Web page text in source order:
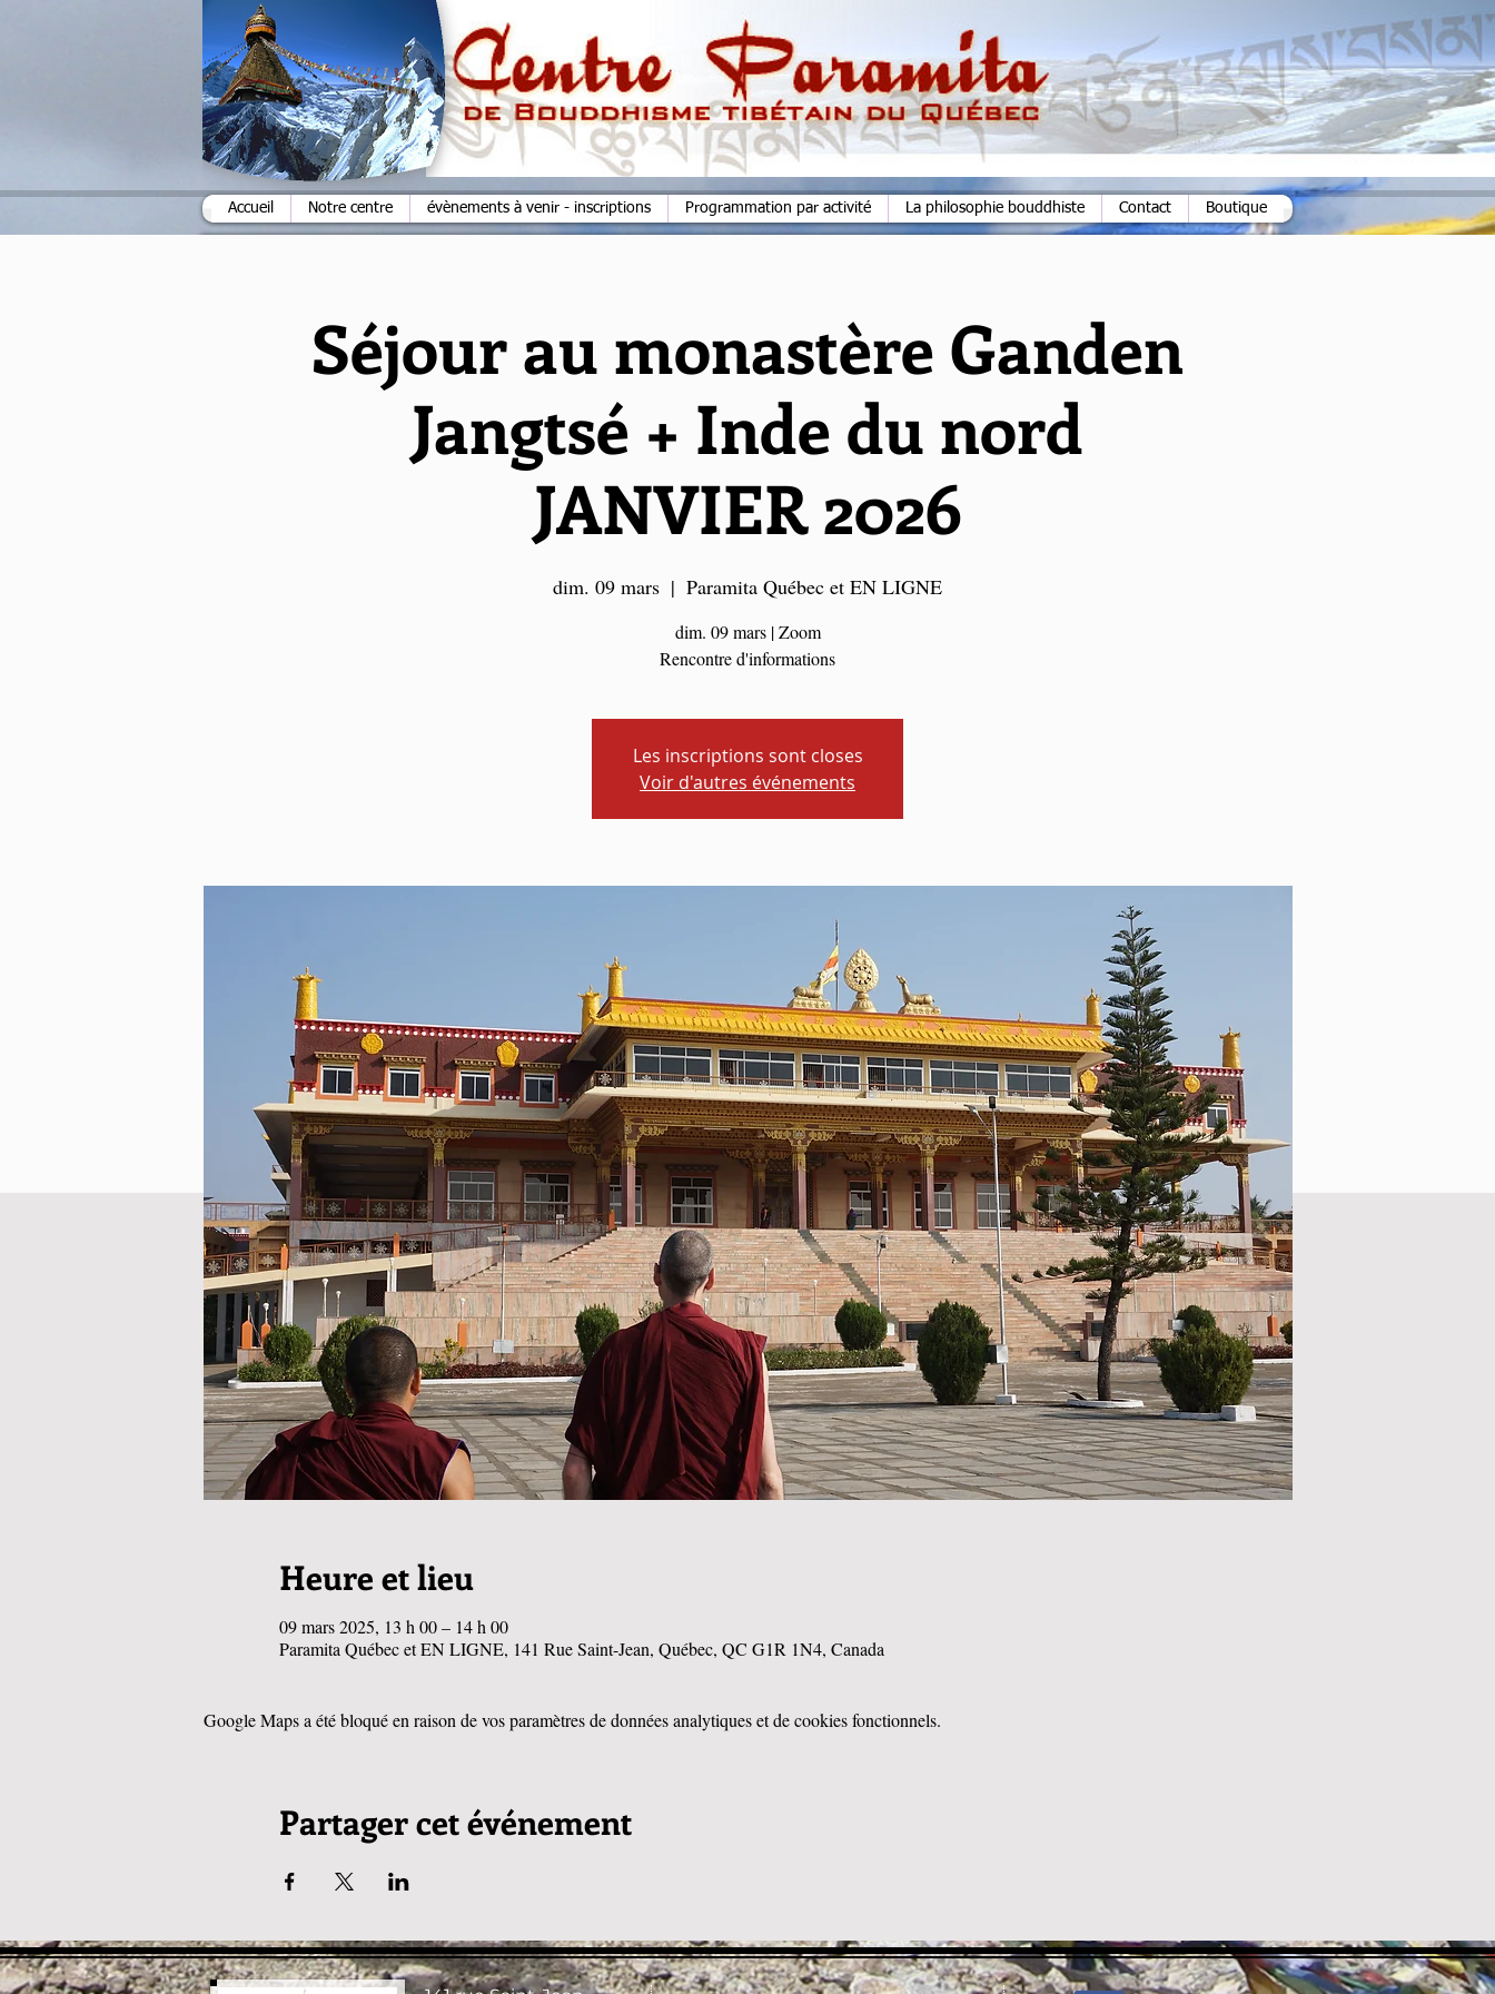
Accueil Notre centre évènements à venir - inscriptions Programmation par activité La philosophie bouddhiste Contact Boutique
Séjour au monastère Ganden
Jangtsé + Inde du nord
JANVIER 2026
dim. 09 mars
  |
Paramita Québec et EN LIGNE
dim. 09 mars | Zoom
Rencontre d'informations
Les inscriptions sont closes
Voir d'autres événements
Heure et lieu
09 mars 2025, 13 h 00 – 14 h 00
Paramita Québec et EN LIGNE, 141 Rue Saint-Jean, Québec, QC G1R 1N4, Canada
Google Maps a été bloqué en raison de vos paramètres de données analytiques et de cookies fonctionnels.
Partager cet événement